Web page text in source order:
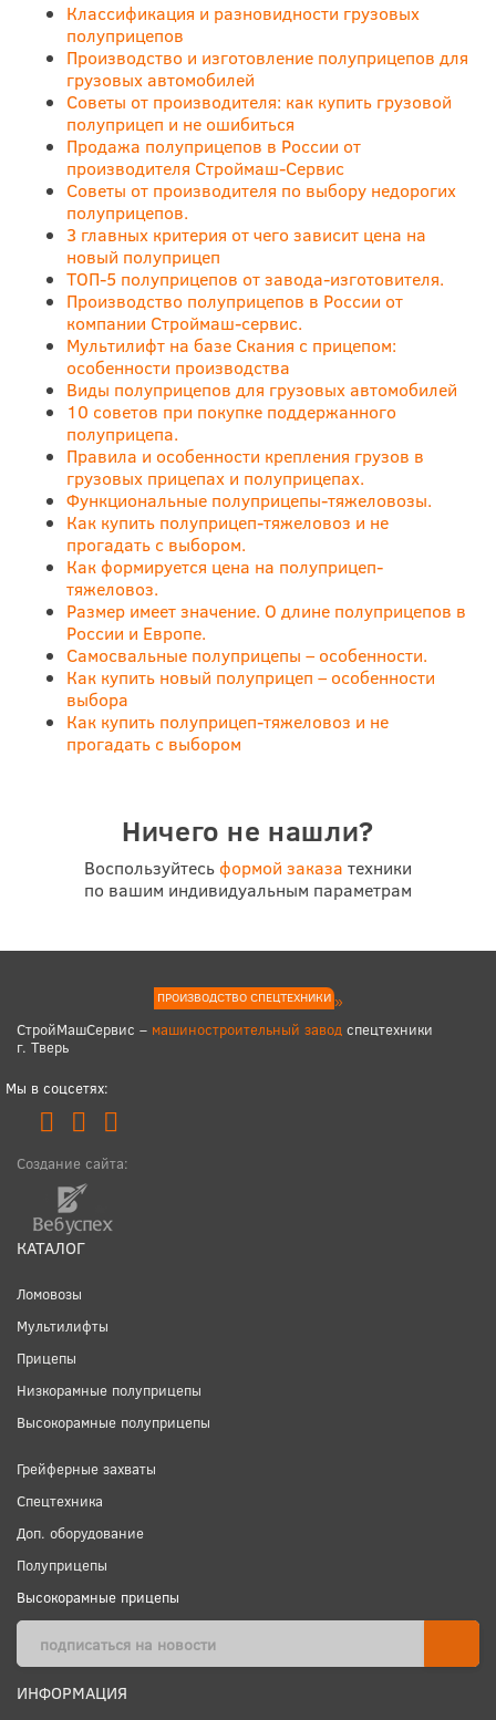
Классификация и разновидности грузовых
полуприцепов
Производство и изготовление полуприцепов для
грузовых автомобилей
Советы от производителя: как купить грузовой
полуприцеп и не ошибиться
Продажа полуприцепов в России от
производителя Строймаш-Сервис
Советы от производителя по выбору недорогих
полуприцепов.
3 главных критерия от чего зависит цена на
новый полуприцеп
ТОП-5 полуприцепов от завода-изготовителя.
Производство полуприцепов в России от
компании Строймаш-сервис.
Мультилифт на базе Скания с прицепом:
особенности производства
Виды полуприцепов для грузовых автомобилей
10 советов при покупке поддержанного
полуприцепа.
Правила и особенности крепления грузов в
грузовых прицепах и полуприцепах.
Функциональные полуприцепы-тяжеловозы.
Как купить полуприцеп-тяжеловоз и не
прогадать с выбором.
Как формируется цена на полуприцеп-
тяжеловоз.
Размер имеет значение. О длине полуприцепов в
России и Европе.
Самосвальные полуприцепы – особенности.
Как купить новый полуприцеп – особенности
выбора
Как купить полуприцеп-тяжеловоз и не
прогадать с выбором
Ничего не нашли?
Воспользуйтесь формой заказа техники
по вашим индивидуальным параметрам
ПРОИЗВОДСТВО СПЕЦТЕХНИКИ
СтройМашСервис – машиностроительный завод спецтехники
г. Тверь
Мы в соцсетях:
Создание сайта:
КАТАЛОГ
Ломовозы
Мультилифты
Прицепы
Низкорамные полуприцепы
Высокорамные полуприцепы
Грейферные захваты
Спецтехника
Доп. оборудование
Полуприцепы
Высокорамные прицепы
ИНФОРМАЦИЯ